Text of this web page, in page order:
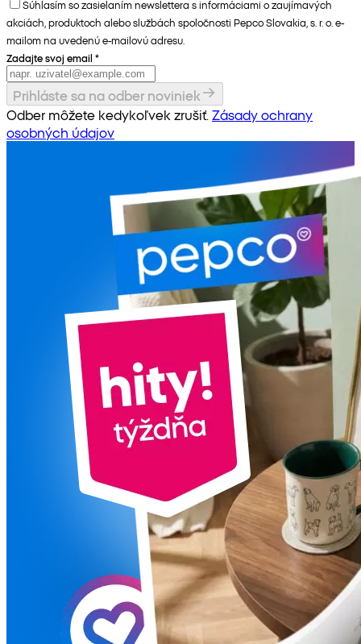
Súhlasím so zasielaním newslettera s informáciami o zaujímavých
akciách, produktoch alebo službách spoločnosti Pepco Slovakia, s. r. o. e-
mailom na uvedenú e-mailovú adresu.
Zadajte svoj email *
Prihláste sa na odber noviniek
Odber môžete kedykoľvek zrušiť. Zásady ochrany
osobných údajov